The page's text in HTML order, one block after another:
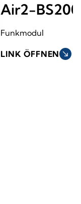
Air2-BS200
Funkmodul
LINK ÖFFNEN south_east